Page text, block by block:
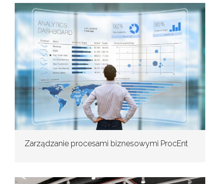
Zarządzanie procesami biznesowymi ProcEnt